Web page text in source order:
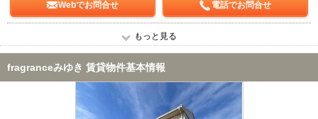
Webでお問合せ 電話でお問合せ
もっと見る
fragranceみゆき 賃貸物件基本情報